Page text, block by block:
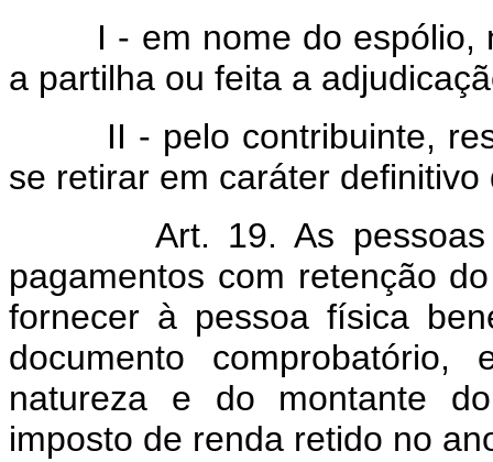
I - em nome do espólio,
a partilha ou feita a
II - pelo contribuinte,
se retirar em caráter
Art. 19. As
pagamentos com retenção
fornecer à pessoa física
documento
natureza e do montante
imposto de renda retido no